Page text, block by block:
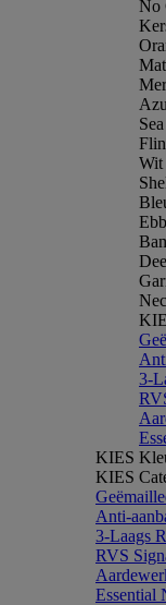
No
Wit
3-
KIES
KIES
Anti-
3-Laags
RVS
Essential